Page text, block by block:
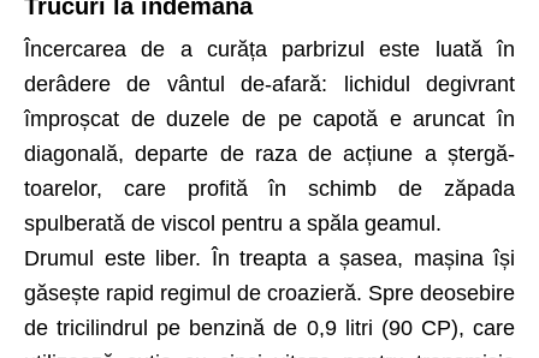
Trucuri la îndemână
Încercarea de a curăța parbrizul este luată în
derâdere de vântul de-afară: lichidul degivrant
împroșcat de duzele de pe capotă e aruncat în
diagonală, departe de raza de acțiune a șter­gă­
toarelor, care profită în schimb de zăpada
spulberată de viscol pentru a spăla geamul.
Drumul este liber. În treapta a șasea, mașina își
găsește rapid regimul de croazieră. Spre deosebire
de tricilindrul pe benzină de 0,9 litri (90 CP), care